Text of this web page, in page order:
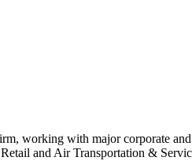
working with major corporate
and Air Transportation &